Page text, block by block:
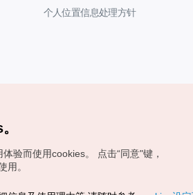
个人位置信息处理方针
验而使用cookies。
点击“同意"键，
用。